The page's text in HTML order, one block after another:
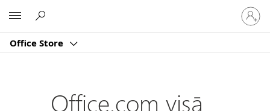
Office Store
savā
kontā
Office.com visā